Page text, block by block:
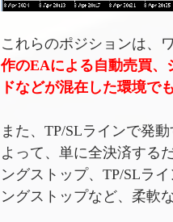
これらのポジションは、
作のEAによる自動売買、
ドなどが混在した環境でも
また、TP/SLラインで発
よって、単に全決済する
ングストップ、TP/SLラ
ングストップなど、柔軟